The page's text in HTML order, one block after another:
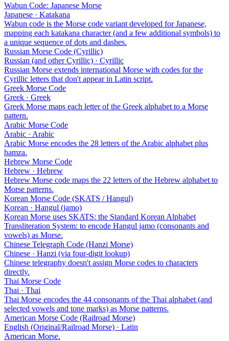
Wabun Code: Japanese Morse
Japanese · Katakana
Wabun code is the Morse code variant developed for Japanese,
mapping each katakana character (and a few additional symbols) to
a unique sequence of dots and dashes.
Russian Morse Code (Cyrillic)
Russian (and other Cyrillic) · Cyrillic
Russian Morse extends international Morse with codes for the
Cyrillic letters that don't appear in Latin script.
Greek Morse Code
Greek · Greek
Greek Morse maps each letter of the Greek alphabet to a Morse
pattern.
Arabic Morse Code
Arabic · Arabic
Arabic Morse encodes the 28 letters of the Arabic alphabet plus
hamza.
Hebrew Morse Code
Hebrew · Hebrew
Hebrew Morse code maps the 22 letters of the Hebrew alphabet to
Morse patterns.
Korean Morse Code (SKATS / Hangul)
Korean · Hangul (jamo)
Korean Morse uses SKATS: the Standard Korean Alphabet
Transliteration System: to encode Hangul jamo (consonants and
vowels) as Morse.
Chinese Telegraph Code (Hanzi Morse)
Chinese · Hanzi (via four-digit lookup)
Chinese telegraphy doesn't assign Morse codes to characters
directly.
Thai Morse Code
Thai · Thai
Thai Morse encodes the 44 consonants of the Thai alphabet (and
selected vowels and tone marks) as Morse patterns.
American Morse Code (Railroad Morse)
English (Original/Railroad Morse) · Latin
American Morse.